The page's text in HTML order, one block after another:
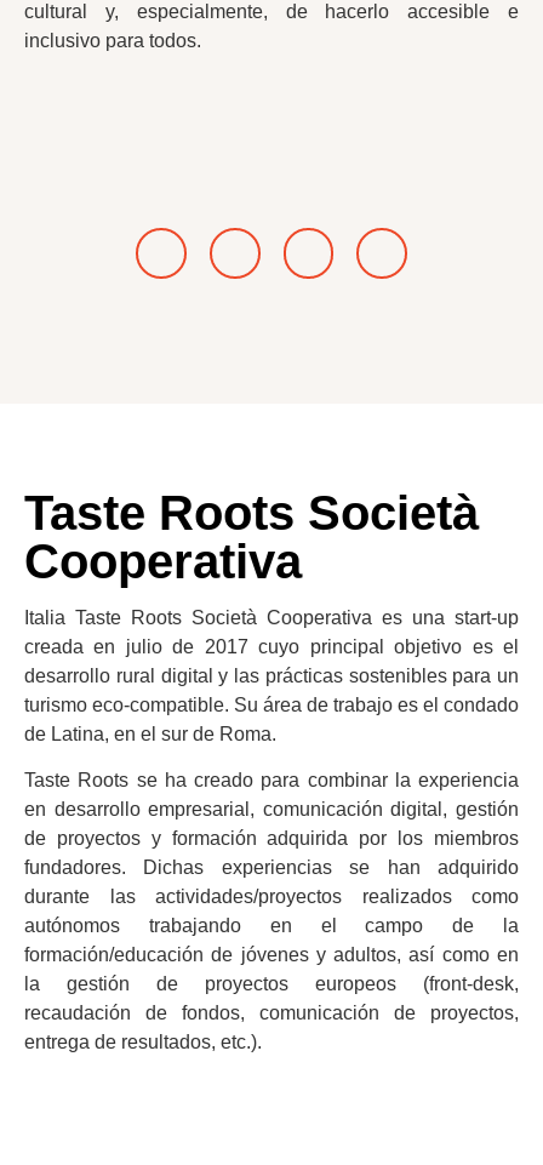
cultural y, especialmente, de hacerlo accesible e
inclusivo para todos.
Taste Roots Società
Cooperativa
Italia Taste Roots Società Cooperativa es una start-up
creada en julio de 2017 cuyo principal objetivo es el
desarrollo rural digital y las prácticas sostenibles para un
turismo eco-compatible. Su área de trabajo es el condado
de Latina, en el sur de Roma.
Taste Roots se ha creado para combinar la experiencia
en desarrollo empresarial, comunicación digital, gestión
de proyectos y formación adquirida por los miembros
fundadores. Dichas experiencias se han adquirido
durante las actividades/proyectos realizados como
autónomos trabajando en el campo de la
formación/educación de jóvenes y adultos, así como en
la gestión de proyectos europeos (front-desk,
recaudación de fondos, comunicación de proyectos,
entrega de resultados, etc.).